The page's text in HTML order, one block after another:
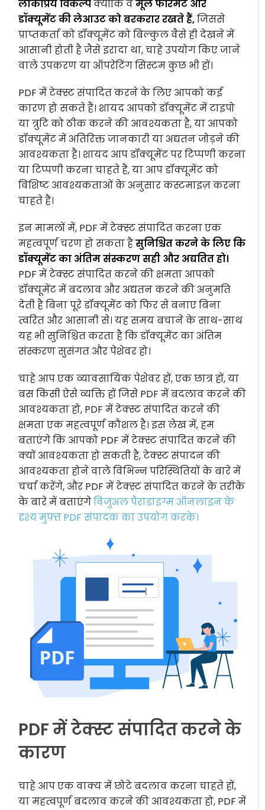
लोकप्रिय विकल्पक्योंकि वेमूल फॉरमेट और
डॉक्यूमेंट की लेआउट को बरकरार रखते हैं,जिससे
प्राप्तकर्ता को डॉक्यूमेंट को बिल्कुल वैसे ही देखने में
आसानी होती है जैसे इरादा था, चाहे उपयोग किए जाने
वाले उपकरण या ऑपरेटिंग सिस्टम कुछ भी हों।
PDF में टेक्स्ट संपादित करने के लिए आपको कई
कारण हो सकते हैं। शायद आपको डॉक्यूमेंट में टाइपो
या त्रुटि को ठीक करने की आवश्यकता है, या आपको
डॉक्यूमेंट में अतिरिक्त जानकारी या अद्यतन जोड़ने की
आवश्यकता है। शायद आप डॉक्यूमेंट पर टिप्पणी करना
या टिप्पणी करना चाहते हैं, या आप डॉक्यूमेंट को
विशिष्ट आवश्यकताओं के अनुसार कस्टमाइज़ करना
चाहते हैं।
इन मामलों में, PDF में टेक्स्ट संपादित करना एक
महत्वपूर्ण चरण हो सकता हैसुनिश्चित करने के लिए कि
डॉक्यूमेंट का अंतिम संस्करण सही और अद्यतित हो।
PDF में टेक्स्ट संपादित करने की क्षमता आपको
डॉक्यूमेंट में बदलाव और अद्यतन करने की अनुमति
देती है बिना पूरे डॉक्यूमेंट को फिर से बनाए बिना
त्वरित और आसानी से। यह समय बचाने के साथ-साथ
यह भी सुनिश्चित करता है कि डॉक्यूमेंट का अंतिम
संस्करण सुसंगत और पेशेवर हो।
चाहे आप एक व्यावसायिक पेशेवर हों, एक छात्र हों, या
बस किसी ऐसे व्यक्ति हों जिसे PDF में बदलाव करने की
आवश्यकता हो, PDF में टेक्स्ट संपादित करने की
क्षमता एक महत्वपूर्ण कौशल है। इस लेख में, हम
बताएंगे कि आपको PDF में टेक्स्ट संपादित करने की
क्यों आवश्यकता हो सकती है, टेक्स्ट संपादन की
आवश्यकता होने वाले विभिन्न परिस्थितियों के बारे में
चर्चा करेंगे, और PDF में टेक्स्ट संपादित करने के तरीके
के बारे में बताएंगेविजुअल पैराडाइग्म ऑनलाइन के
दृश्य मुफ्त PDF संपादक का उपयोग करके।
PDF में टेक्स्ट संपादित करने के
कारण
चाहे आप एक वाक्य में छोटे बदलाव करना चाहते हों,
या महत्वपूर्ण बदलाव करने की आवश्यकता हो, PDF में